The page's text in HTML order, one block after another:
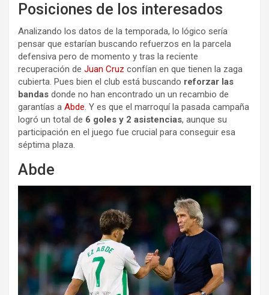
Posiciones de los interesados
Analizando los datos de la temporada, lo lógico sería
pensar que estarían buscando refuerzos en la parcela
defensiva pero de momento y tras la reciente
recuperación de Juan Cruz confían en que tienen la zaga
cubierta. Pues bien el club está buscando reforzar las
bandas donde no han encontrado un un recambio de
garantías a Abde. Y es que el marroquí la pasada campaña
logró un total de 6 goles y 2 asistencias, aunque su
participación en el juego fue crucial para conseguir esa
séptima plaza.
Abde